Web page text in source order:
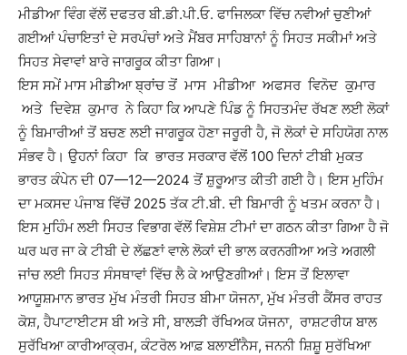
ਮੀਡੀਆ ਵਿੰਗ ਵੱਲੋਂ ਦਫਤਰ ਬੀ.ਡੀ.ਪੀ.ਓ. ਫਾਜਿਲਕਾ ਵਿੱਚ ਨਵੀਆਂ ਚੁਣੀਆਂ
ਗਈਆਂ ਪੰਚਾਇਤਾਂ ਦੇ ਸਰਪੰਚਾਂ ਅਤੇ ਮੈਂਬਰ ਸਾਹਿਬਾਨਾਂ ਨੂੰ ਸਿਹਤ ਸਕੀਮਾਂ ਅਤੇ
ਸਿਹਤ ਸੇਵਾਵਾਂ ਬਾਰੇ ਜਾਗਰੂਕ ਕੀਤਾ ਗਿਆ।
ਇਸ ਸਮੇਂ ਮਾਸ ਮੀਡੀਆ ਬ੍ਰਾਂਚ ਤੋਂ ਮਾਸ ਮੀਡੀਆ ਅਫਸਰ ਵਿਨੋਦ ਕੁਮਾਰ
ਅਤੇ ਦਿਵੇਸ਼ ਕੁਮਾਰ ਨੇ ਕਿਹਾ ਕਿ ਆਪਣੇ ਪਿੰਡ ਨੂੰ ਸਿਹਤਮੰਦ ਰੱਖਣ ਲਈ ਲੋਕਾਂ
ਨੂੰ ਬਿਮਾਰੀਆਂ ਤੋਂ ਬਚਣ ਲਈ ਜਾਗਰੂਕ ਹੋਣਾ ਜਰੂਰੀ ਹੈ, ਜੋ ਲੋਕਾਂ ਦੇ ਸਹਿਯੋਗ ਨਾਲ
ਸੰਭਵ ਹੈ। ਉਹਨਾਂ ਕਿਹਾ ਕਿ ਭਾਰਤ ਸਰਕਾਰ ਵੱਲੋਂ 100 ਦਿਨਾਂ ਟੀਬੀ ਮੁਕਤ
ਭਾਰਤ ਕੰਪੇਨ ਦੀ 07—12—2024 ਤੋਂ ਸ਼ੁਰੂਆਤ ਕੀਤੀ ਗਈ ਹੈ। ਇਸ ਮੁਹਿੰਮ
ਦਾ ਮਕਸਦ ਪੰਜਾਬ ਵਿੱਚੋਂ 2025 ਤੱਕ ਟੀ.ਬੀ. ਦੀ ਬਿਮਾਰੀ ਨੂੰ ਖਤਮ ਕਰਨਾ ਹੈ।
ਇਸ ਮੁਹਿੰਮ ਲਈ ਸਿਹਤ ਵਿਭਾਗ ਵੱਲੋਂ ਵਿਸ਼ੇਸ਼ ਟੀਮਾਂ ਦਾ ਗਠਨ ਕੀਤਾ ਗਿਆ ਹੈ ਜੋ
ਘਰ ਘਰ ਜਾ ਕੇ ਟੀਬੀ ਦੇ ਲੱਛਣਾਂ ਵਾਲੇ ਲੋਕਾਂ ਦੀ ਭਾਲ ਕਰਨਗੀਆ ਅਤੇ ਅਗਲੀ
ਜਾਂਚ ਲਈ ਸਿਹਤ ਸੰਸਥਾਵਾਂ ਵਿੱਚ ਲੈ ਕੇ ਆਉਣਗੀਆਂ। ਇਸ ਤੋਂ ਇਲਾਵਾ
ਆਯੂਸ਼ਮਾਨ ਭਾਰਤ ਮੁੱਖ ਮੰਤਰੀ ਸਿਹਤ ਬੀਮਾ ਯੋਜਨਾ, ਮੁੱਖ ਮੰਤਰੀ ਕੈਂਸਰ ਰਾਹਤ
ਕੋਸ਼, ਹੈਪਾਟਾਈਟਸ ਬੀ ਅਤੇ ਸੀ, ਬਾਲੜੀ ਰੱਖਿਅਕ ਯੋਜਨਾ, ਰਾਸ਼ਟਰੀਯ ਬਾਲ
ਸੁਰੱਖਿਆ ਕਾਰੀਆਕ੍ਰਮ, ਕੰਟਰੋਲ ਆਫ਼ ਬਲਾਈਂਨੈਸ, ਜਨਨੀ ਸ਼ਿਸ਼ੂ ਸੁਰੱਖਿਆ